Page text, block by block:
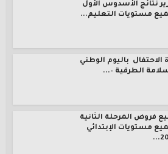
نتائج الأسدوس الأول
مستويات التعليم...
الاحتفال باليوم الوطني
الطرقية –...
فروض المرحلة الثانية
مستويات الإبتدائي